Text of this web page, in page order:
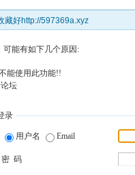
藏好http://597369a.xyz
可能有如下几个原因:
能使用此功能!!
坛
录
用户名 Email
密 码